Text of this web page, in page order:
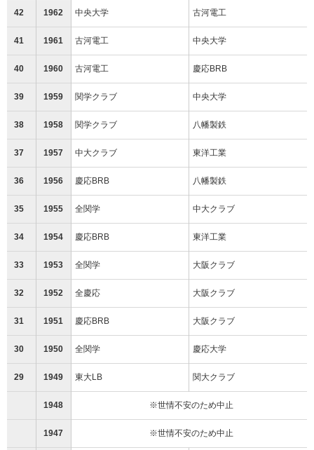
42 1962 中央大学 古河電工
41 1961 古河電工 中央大学
40 1960 古河電工 慶応BRB
39 1959 関学クラブ 中央大学
38 1958 関学クラブ 八幡製鉄
37 1957 中大クラブ 東洋工業
36 1956 慶応BRB 八幡製鉄
35 1955 全関学 中大クラブ
34 1954 慶応BRB 東洋工業
33 1953 全関学 大阪クラブ
32 1952 全慶応 大阪クラブ
31 1951 慶応BRB 大阪クラブ
30 1950 全関学 慶応大学
29 1949 東大LB 関大クラブ
1948 ※世情不安のため中止
1947 ※世情不安のため中止